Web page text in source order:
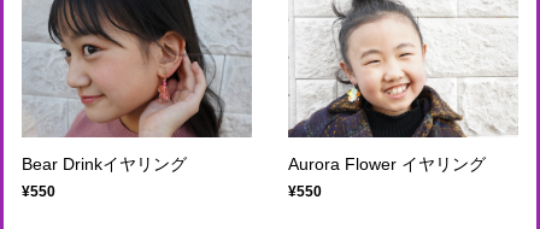
Bear Drinkイヤリング
¥550
Aurora Flower イヤリング
¥550